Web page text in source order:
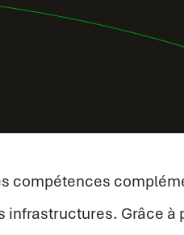
compétences
Grâce à